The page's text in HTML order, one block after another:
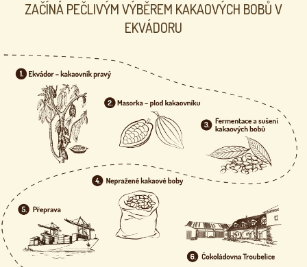
ZAČÍNÁ PEČLIVÝM VÝBĚREM KAKAOVÝCH BOBŮ V
EKVÁDORU